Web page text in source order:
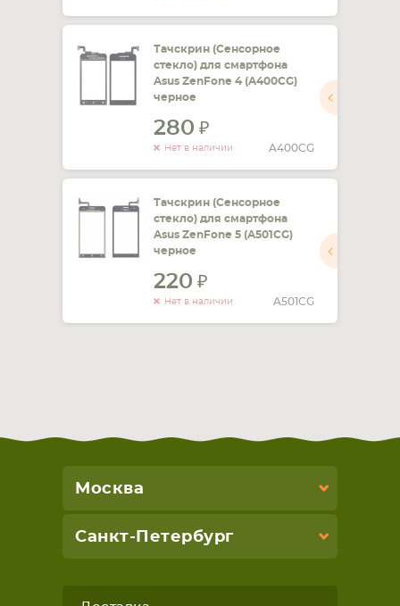
Тачскрин (Сенсорное
стекло) для смартфона
Asus ZenFone 4 (A400CG)
черное
280
Нет в наличии A400CG
Тачскрин (Сенсорное
стекло) для смартфона
Asus ZenFone 5 (A501CG)
черное
220
Нет в наличии A501CG
Москва
Санкт-Петербург